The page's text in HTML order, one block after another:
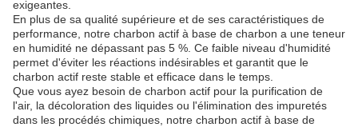
exigeantes.
En plus de sa qualité supérieure et de ses caractéristiques de
performance, notre charbon actif à base de charbon a une teneur
en humidité ne dépassant pas 5 %. Ce faible niveau d'humidité
permet d'éviter les réactions indésirables et garantit que le
charbon actif reste stable et efficace dans le temps.
Que vous ayez besoin de charbon actif pour la purification de
l'air, la décoloration des liquides ou l'élimination des impuretés
dans les procédés chimiques, notre charbon actif à base de